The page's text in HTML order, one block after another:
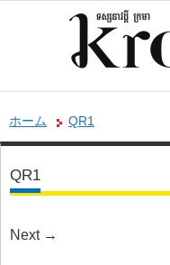
ホーム QR1
QR1
Next →